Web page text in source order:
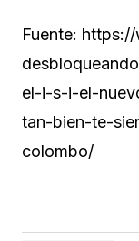
Fuente:
el-i-s-i-el-
tan-bien-te-
colombo/